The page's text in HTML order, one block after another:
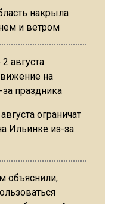
накрыла
и ветром
ограничат
Ильинке из-за